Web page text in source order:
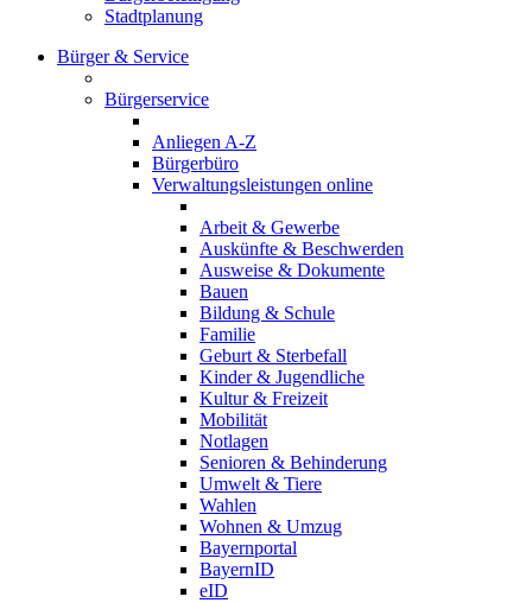
Stadtplanung
Bürger & Service
Bürgerservice
Anliegen A-Z
Bürgerbüro
Verwaltungsleistungen online
Arbeit & Gewerbe
Auskünfte & Beschwerden
Ausweise & Dokumente
Bauen
Bildung & Schule
Familie
Geburt & Sterbefall
Kinder & Jugendliche
Kultur & Freizeit
Mobilität
Notlagen
Senioren & Behinderung
Umwelt & Tiere
Wahlen
Wohnen & Umzug
Bayernportal
BayernID
eID